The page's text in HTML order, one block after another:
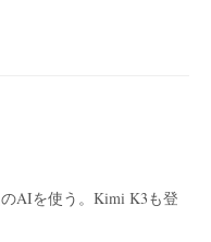
のAIを使う。Kimi K3も登